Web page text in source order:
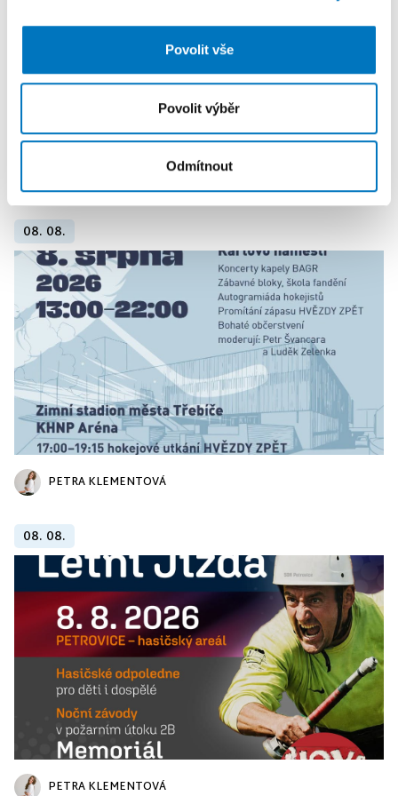
získali v důsledku toho, že používáte jejich služby.
Povolit vše
Povolit výběr
Odmítnout
08. 08.
PETRA KLEMENTOVÁ
08. 08.
PETRA KLEMENTOVÁ